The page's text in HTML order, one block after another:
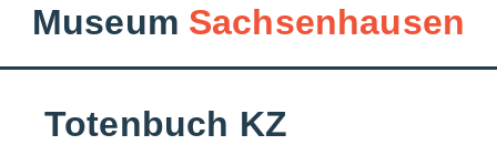
Museum Sachsenhausen
Totenbuch KZ